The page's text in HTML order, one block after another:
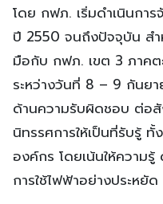
โดย กฟภ. เริ่มดำเนินกา
ปี 2550 จนถึงปัจจุบัน ส
มือกับ กฟภ. เขต 3 ภาคต
ระหว่างวันที่ 8 – 9 กันย
ด้านความรับผิดชอบ ต่อ
นิทรรศการให้เป็นที่รับรู้
องค์กร โดยเน้นให้ความ
การใช้ไฟฟ้าอย่างประหยั